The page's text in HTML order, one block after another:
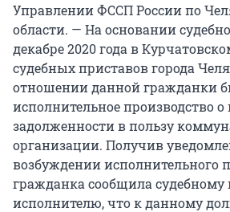
Управлении ФССП России по
области. — На основании
декабре 2020 года в
судебных приставов города
отношении данной гражданки
исполнительное производство
задолженности в пользу
организации. Получив
возбуждении исполнительного
гражданка сообщила судебному
исполнителю, что к данному